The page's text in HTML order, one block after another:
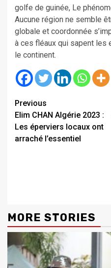
golfe de guinée, Le
Aucune région ne semble
globale et coordonnée
à ces fléaux qui sapent
le continent.
Continue
Reading
Previous
Elim CHAN Algérie 2023 :
Les éperviers locaux ont
arraché l’essentiel
MORE STORIES